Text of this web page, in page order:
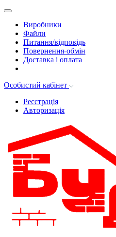
Виробники
Файли
Питання/відповідь
Повернення-обмін
Доставка і оплата
Особистий кабінет
Реєстрація
Авторизація